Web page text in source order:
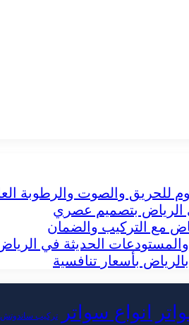
للحريق والصوت والرطوبة
الرياض بتصميم عصري
مع التركيب والضمان
الحديثة في
بأسعار تنافسية
انواع سواتر تركيب ساندوتش